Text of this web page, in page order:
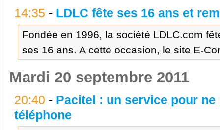
14:35 - LDLC fête ses 16 ans et
Fondée en 1996, la société LDLC.com
ses 16 ans. A cette occasion, le site E-
Mardi 20 septembre 2011
20:40 - Pacitel : un service pour
téléphone